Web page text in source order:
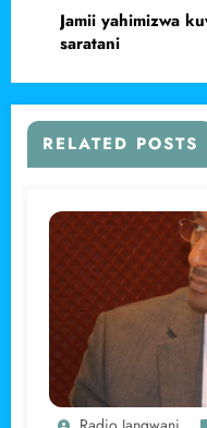
Jamii yahimizwa
saratani
RELATED POSTS